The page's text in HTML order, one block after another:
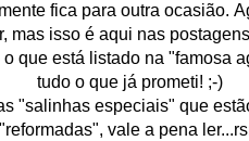
fica para outra ocasião.
mas isso é aqui nas
que está listado na "famosa
tudo o que já prometi! ;-)
"salinhas especiais" que
"reformadas", vale a pena